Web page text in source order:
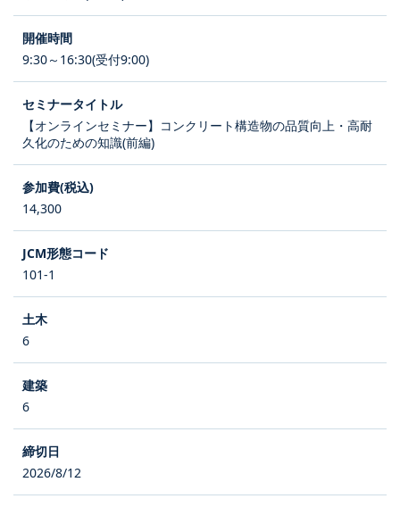
9:30～16:30(受付9:00)
【オンラインセミナー】コンクリート構造物の品質向上・高耐
久化のための知識(前編)
14,300
101-1
6
6
2026/8/12